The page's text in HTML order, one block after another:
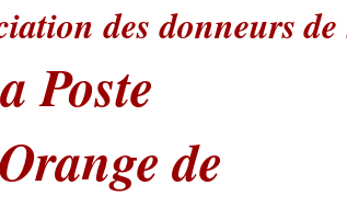
des donneurs
Poste
de